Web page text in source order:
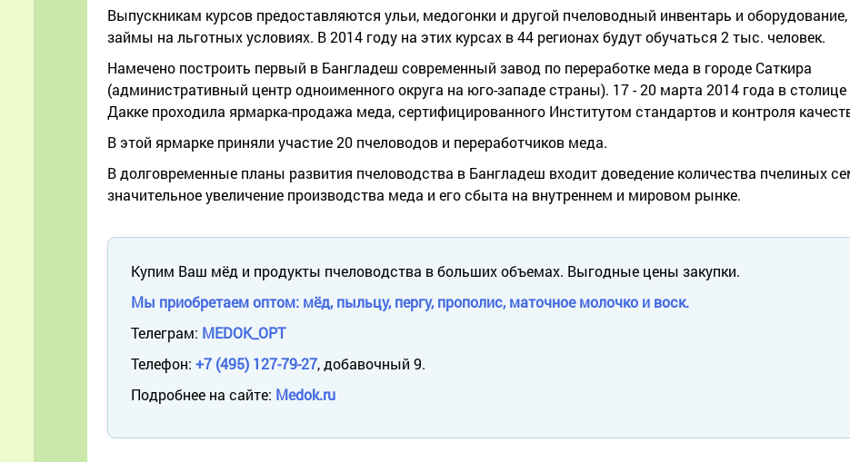
Выпускникам курсов предоставляются ульи, медогонки и другой пчеловодный инвентарь и
займы на льготных условиях. В 2014 году на этих курсах в 44 регионах будут обучаться 2 тыс. человек.
Намечено построить первый в Бангладеш современный завод по переработке меда в городе Саткира
(административный центр одноименного округа на юго-западе страны). 17 - 20 марта 2014 года в
Дакке проходила ярмарка-продажа меда, сертифицированного Институтом стандартов и контроля
В этой ярмарке приняли участие 20 пчеловодов и переработчиков меда.
В долговременные планы развития пчеловодства в Бангладеш входит доведение количества пчелиных
значительное увеличение производства меда и его сбыта на внутреннем и мировом рынке.
Купим Ваш мёд и продукты пчеловодства в больших объемах. Выгодные цены закупки.
Мы приобретаем оптом: мёд, пыльцу, пергу, прополис, маточное молочко и воск.
Телеграм: MEDOK_OPT
Телефон: +7 (495) 127-79-27, добавочный 9.
Подробнее на сайте: Medok.ru